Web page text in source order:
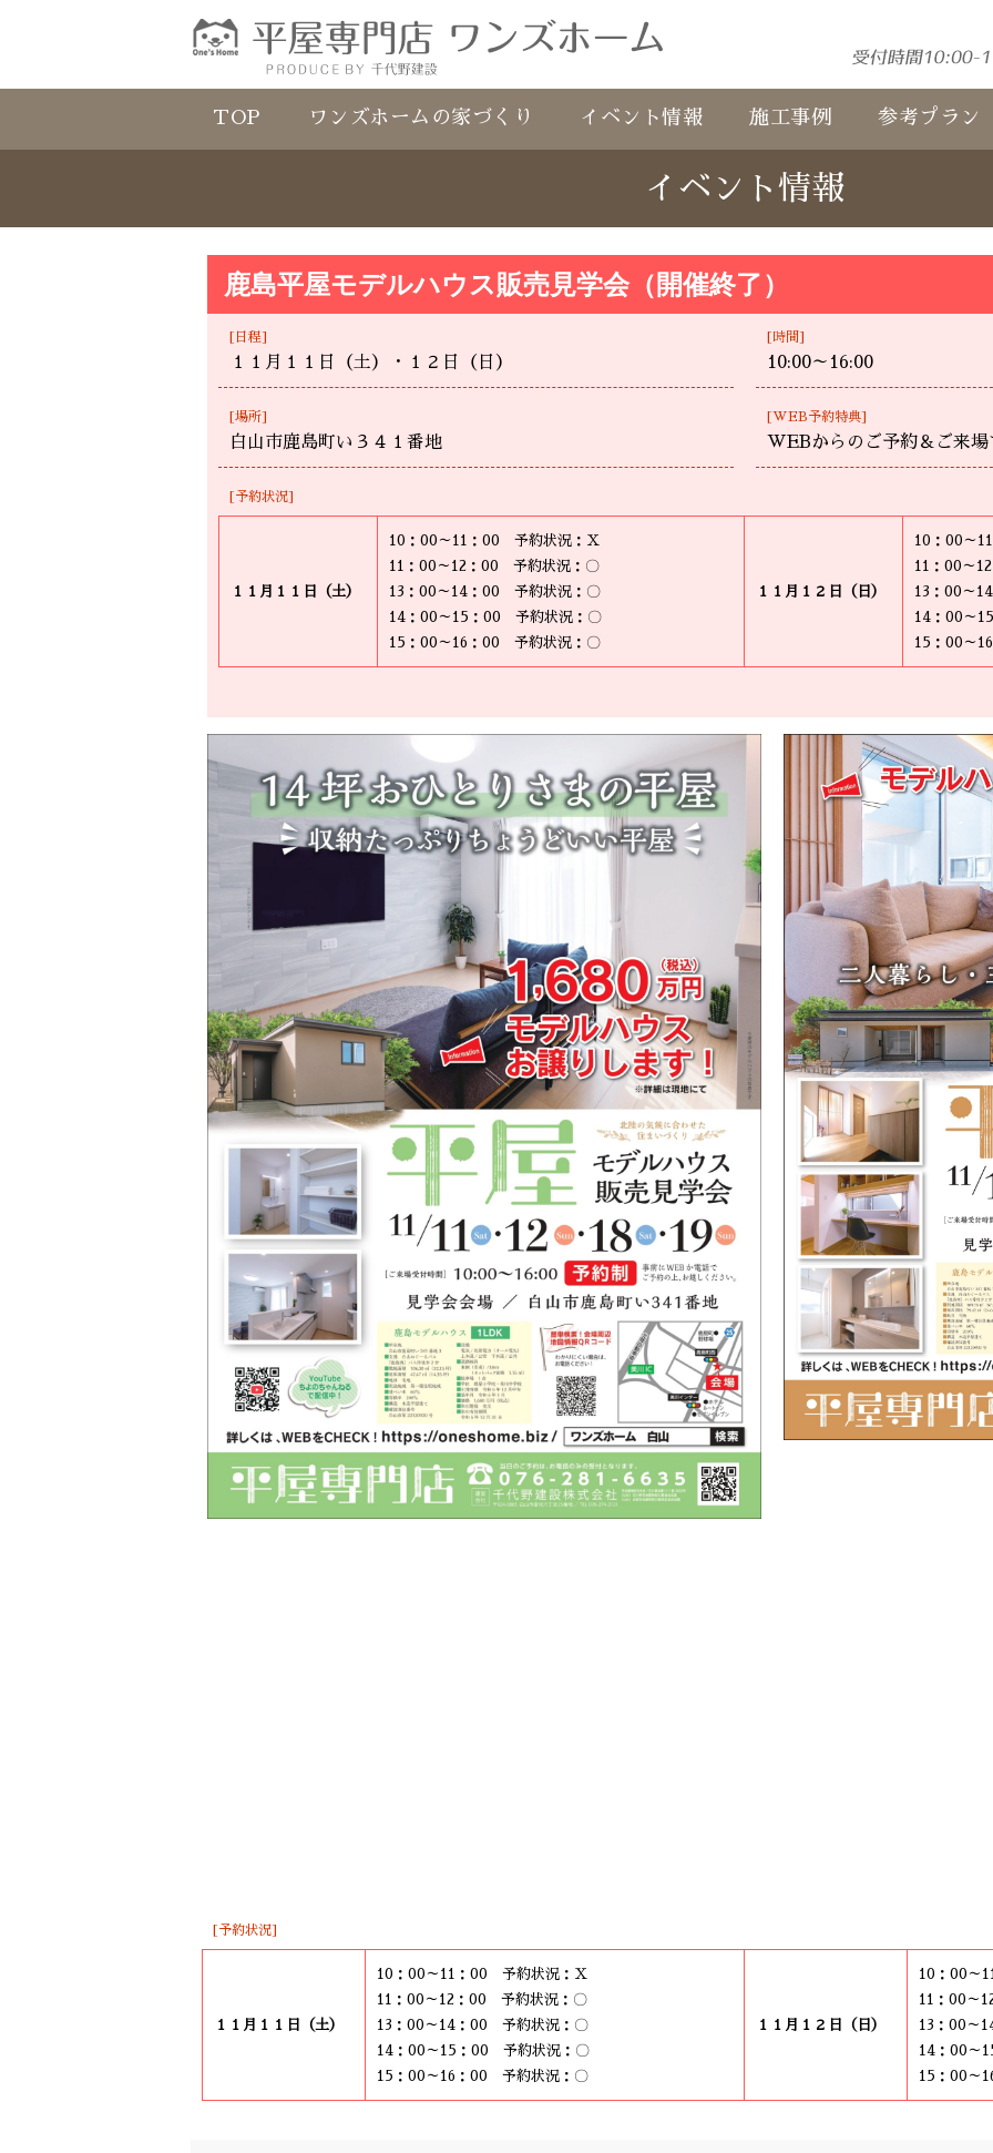
TOP ワンズホームの家づくり イベント情報 施工事例 参考プラン
イベント情報
鹿島平屋モデルハウス販売見学会（開催終了）
[日程]
１１月１１日（土）・１２日（日）
[時間]
10:00～16:00
[場所]
白山市鹿島町い３４１番地
[WEB予約特典]
WEBからのご予約＆ご来
[予約状況]
１１月１１日（土）
10：00～11：00 予約状況：Ｘ
11：00～12：00 予約状況：〇
13：00～14：00 予約状況：〇
14：00～15：00 予約状況：〇
15：00～16：00 予約状況：〇
１１月１２日（日）
10：00～
11：00～
13：00～
14：00～
15：00～
[予約状況]
１１月１１日（土）
10：00～11：00 予約状況：Ｘ
11：00～12：00 予約状況：〇
13：00～14：00 予約状況：〇
14：00～15：00 予約状況：〇
15：00～16：00 予約状況：〇
１１月１２日（日）
10：00～
11：00～
13：00～
14：00～
15：00～